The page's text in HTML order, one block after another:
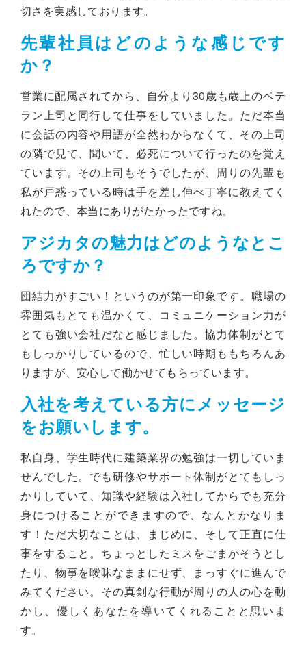
切さを実感しております。
先輩社員はどのような感じです
か？
営業に配属されてから、自分より30歳も歳上のベテ
ラン上司と同行して仕事をしていました。ただ本当
に会話の内容や用語が全然わからなくて、その上司
の隣で見て、聞いて、必死について行ったのを覚え
ています。その上司もそうでしたが、周りの先輩も
私が戸惑っている時は手を差し伸べ丁寧に教えてく
れたので、本当にありがたかったですね。
アジカタの魅力はどのようなとこ
ろですか？
団結力がすごい！というのが第一印象です。職場の
雰囲気もとても温かくて、コミュニケーション力が
とても強い会社だなと感じました。協力体制がとて
もしっかりしているので、忙しい時期ももちろんあ
りますが、安心して働かせてもらっています。
入社を考えている方にメッセージ
をお願いします。
私自身、学生時代に建築業界の勉強は一切していま
せんでした。でも研修やサポート体制がとてもしっ
かりしていて、知識や経験は入社してからでも充分
身につけることができますので、なんとかなりま
す！ただ大切なことは、まじめに、そして正直に仕
事をすること。ちょっとしたミスをごまかそうとし
たり、物事を曖昧なままにせず、まっすぐに進んで
みてください。その真剣な行動が周りの人の心を動
かし、優しくあなたを導いてくれることと思いま
す。